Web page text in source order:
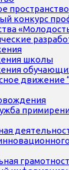
пространство
конкурс
школы
движение